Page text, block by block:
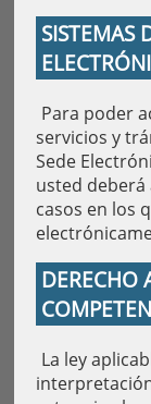
SISTEMAS
Para poder
servicios y
Sede
usted
casos en los
DERECHO
La ley